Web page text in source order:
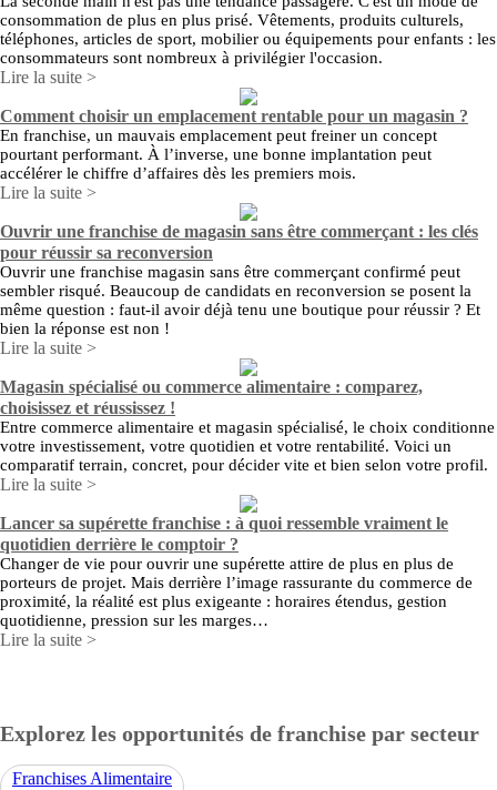
consommation de plus en plus prisé. Vêtements, produits culturels,
téléphones, articles de sport, mobilier ou équipements pour enfants : les
consommateurs sont nombreux à privilégier l'occasion.
Lire la suite >
Comment choisir un emplacement rentable pour un magasin ?
En franchise, un mauvais emplacement peut freiner un concept
pourtant performant. À l’inverse, une bonne implantation peut
accélérer le chiffre d’affaires dès les premiers mois.
Lire la suite >
Ouvrir une franchise de magasin sans être commerçant : les clés
pour réussir sa reconversion
Ouvrir une franchise magasin sans être commerçant confirmé peut
sembler risqué. Beaucoup de candidats en reconversion se posent la
même question : faut-il avoir déjà tenu une boutique pour réussir ? Et
bien la réponse est non !
Lire la suite >
Magasin spécialisé ou commerce alimentaire : comparez,
choisissez et réussissez !
Entre commerce alimentaire et magasin spécialisé, le choix conditionne
votre investissement, votre quotidien et votre rentabilité. Voici un
comparatif terrain, concret, pour décider vite et bien selon votre profil.
Lire la suite >
Lancer sa supérette franchise : à quoi ressemble vraiment le
quotidien derrière le comptoir ?
Changer de vie pour ouvrir une supérette attire de plus en plus de
porteurs de projet. Mais derrière l’image rassurante du commerce de
proximité, la réalité est plus exigeante : horaires étendus, gestion
quotidienne, pression sur les marges…
Lire la suite >
Explorez les opportunités de franchise par secteur
Franchises Alimentaire